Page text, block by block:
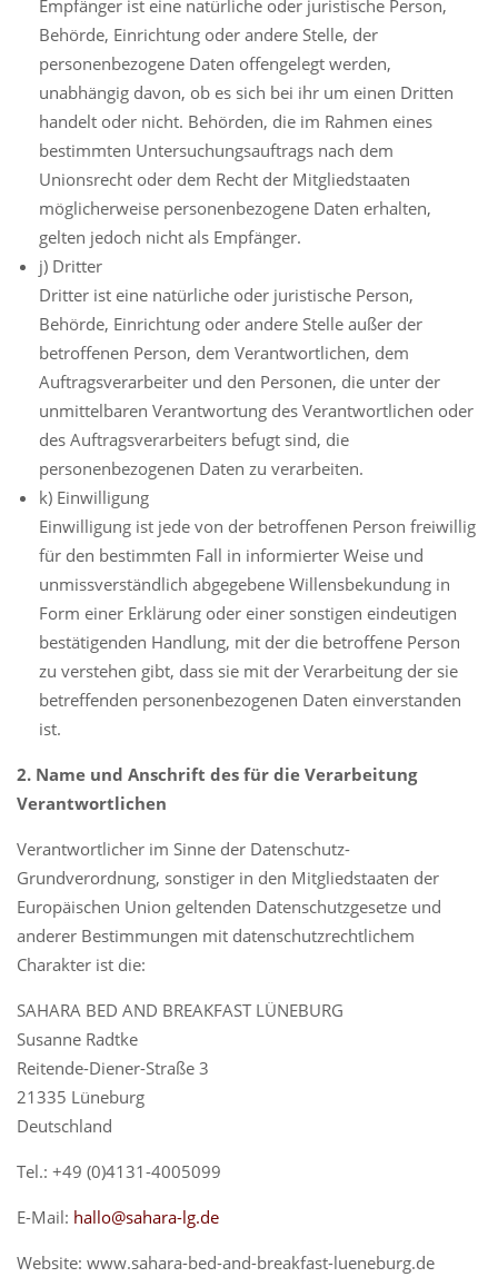
Empfänger ist eine natürliche oder juristische Person,
Behörde, Einrichtung oder andere Stelle, der
personenbezogene Daten offengelegt werden,
unabhängig davon, ob es sich bei ihr um einen Dritten
handelt oder nicht. Behörden, die im Rahmen eines
bestimmten Untersuchungsauftrags nach dem
Unionsrecht oder dem Recht der Mitgliedstaaten
möglicherweise personenbezogene Daten erhalten,
gelten jedoch nicht als Empfänger.
j) Dritter
Dritter ist eine natürliche oder juristische Person,
Behörde, Einrichtung oder andere Stelle außer der
betroffenen Person, dem Verantwortlichen, dem
Auftragsverarbeiter und den Personen, die unter der
unmittelbaren Verantwortung des Verantwortlichen oder
des Auftragsverarbeiters befugt sind, die
personenbezogenen Daten zu verarbeiten.
k) Einwilligung
Einwilligung ist jede von der betroffenen Person freiwillig
für den bestimmten Fall in informierter Weise und
unmissverständlich abgegebene Willensbekundung in
Form einer Erklärung oder einer sonstigen eindeutigen
bestätigenden Handlung, mit der die betroffene Person
zu verstehen gibt, dass sie mit der Verarbeitung der sie
betreffenden personenbezogenen Daten einverstanden
ist.
2. Name und Anschrift des für die Verarbeitung
Verantwortlichen
Verantwortlicher im Sinne der Datenschutz-
Grundverordnung, sonstiger in den Mitgliedstaaten der
Europäischen Union geltenden Datenschutzgesetze und
anderer Bestimmungen mit datenschutzrechtlichem
Charakter ist die:
SAHARA BED AND BREAKFAST LÜNEBURG
Susanne Radtke
Reitende-Diener-Straße 3
21335 Lüneburg
Deutschland
Tel.: +49 (0)4131-4005099
E-Mail: hallo@sahara-lg.de
Website: www.sahara-bed-and-breakfast-lueneburg.de